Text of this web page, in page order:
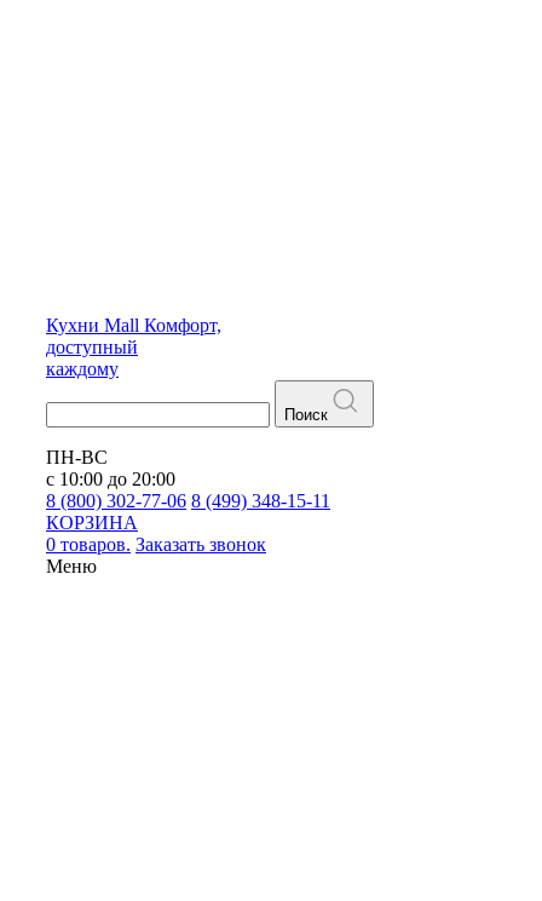
Кухни Mall Комфорт,
доступный
каждому
Поиск
ПН-ВС
с 10:00 до 20:00
8 (800) 302-77-06 8 (499) 348-15-11
КОРЗИНА
0 товаров. Заказать звонок
Меню